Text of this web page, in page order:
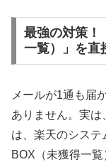
最強の対策！
一覧）」を直
メールが1通も届
ありません。実は
は、楽天のシステ
BOX（未獲得一